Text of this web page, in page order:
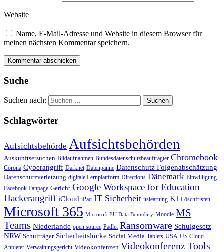
Website
Name, E-Mail-Adresse und Website in diesem Browser für
meinen nächsten Kommentar speichern.
Suche
Suchen nach:
Schlagwörter
Aufsichtsbehörde Aufsichtsbehörden
Auskunftsersuchen Bildaufnahmen Bundesdatenschutzbeauftragter Chromebook
Corona Cyberangriff Darknet Datenpanne Datenschutz Folgenabschätzung
Datenschutzverletzung digitale Lernplattform Directions Dänemark Einwilligung
Facebook Fanpage Gericht Google Workspace for Education
Hackerangriff iCloud iPad IT Sicherheit itslearning KI Löschfristen
Microsoft 365 Microsoft EU Data Boundary Moodle MS
Teams Niederlande open source Padlet Ransomware Schulgesetz
NRW Schulträger Sicherheitslücke Social Media Tablets USA US Cloud
Anbieter Verwaltungsgericht Videokonfenzen Videokonferenz Tools